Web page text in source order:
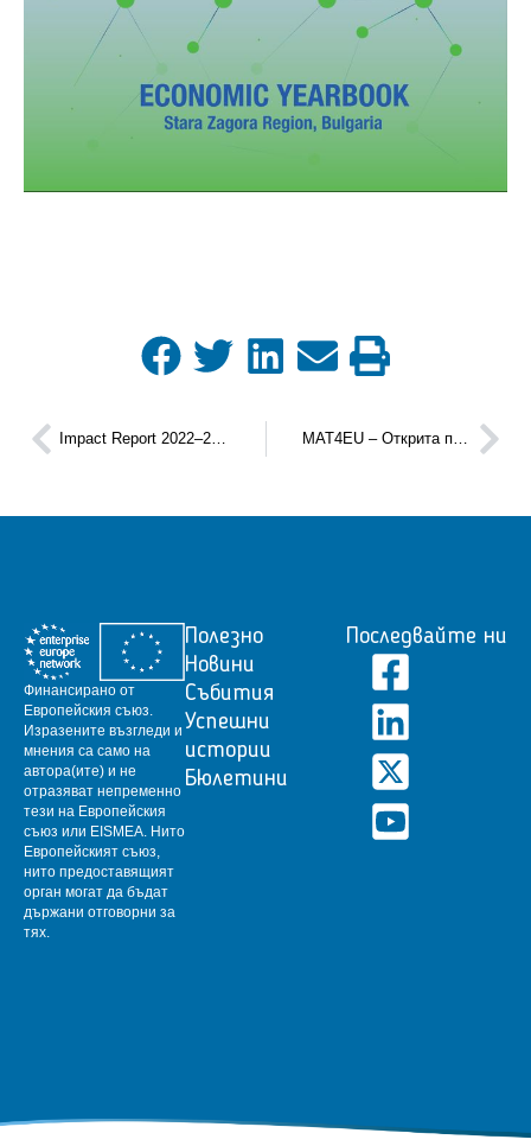
Impact Report 2022–2025 на Enterprise Europe Network: резултати и реални примери за успех от МСП MAT4EU – Открита покана за иновации в областта на съвременните материали
Финансирано от
Европейския съюз.
Изразените възгледи и
мнения са само на
автора(ите) и не
отразяват непременно
тези на Европейския
съюз или EISMEA. Нито
Европейският съюз,
нито предоставящият
орган могат да бъдат
държани отговорни за
тях.
Полезно
Новини
Събития
Успешни
истории
Бюлетини
Последвайте ни